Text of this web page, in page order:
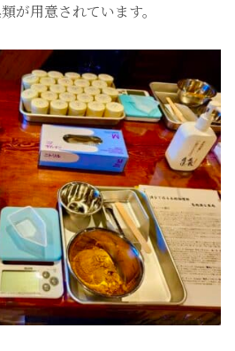
が用意されています。